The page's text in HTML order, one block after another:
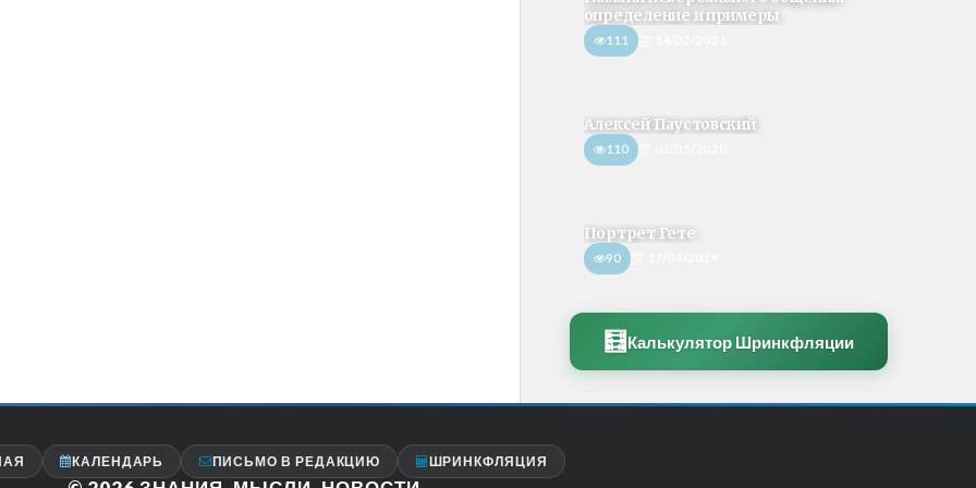
определение и примеры
111
Алексей Паустовский
110
Портрет Гете
90
🧮 Калькулятор Шринкфляции
КАЛЕНДАРЬ ПИСЬМО В РЕДАКЦИЮ ШРИНКФЛЯЦИЯ